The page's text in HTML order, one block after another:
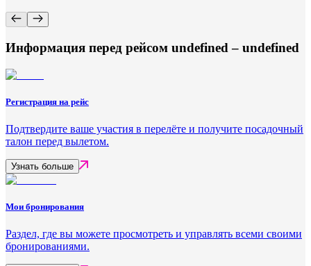
Информация перед рейсом undefined – undefined
Регистрация на рейс
Подтвердите ваше участия в перелёте и получите посадочный
талон перед вылетом.
Узнать больше
Мои бронирования
Раздел, где вы можете просмотреть и управлять всеми своими
бронированиями.